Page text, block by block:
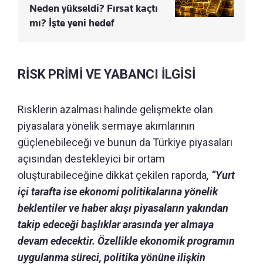
Neden yükseldi? Fırsat kaçtı
mı? İşte yeni hedef
RİSK PRİMİ VE YABANCI İLGİSİ
Risklerin azalması halinde gelişmekte olan
piyasalara yönelik sermaye akımlarının
güçlenebileceği ve bunun da Türkiye piyasaları
açısından destekleyici bir ortam
oluşturabileceğine dikkat çekilen raporda, “Yurt
içi tarafta ise ekonomi politikalarına yönelik
beklentiler ve haber akışı piyasaların yakından
takip edeceği başlıklar arasında yer almaya
devam edecektir. Özellikle ekonomik programın
uygulanma süreci, politika yönüne ilişkin